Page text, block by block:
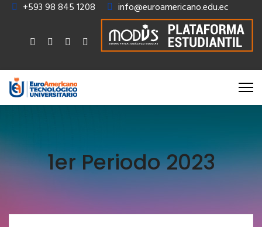
+593 98 845 1208 info@euroamericano.edu.ec
1er Periodo 2023